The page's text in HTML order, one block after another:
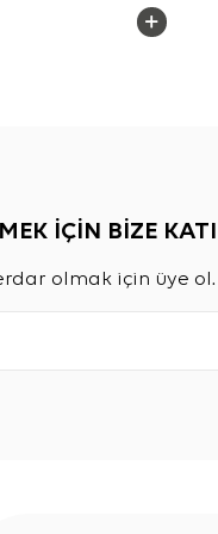
İÇİN BİZE
olmak için üye ol.